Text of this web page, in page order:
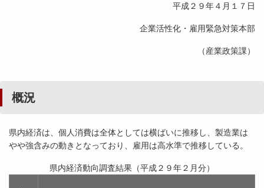
平成２９年４月１７日
企業活性化・雇用緊急対策本部
（産業政策課）
概況
県内経済は、個人消費は全体としては横ばいに推移し、製造業は
やや強含みの動きとなっており、雇用は高水準で推移している。
県内経済動向調査結果（平成２９年２月分）